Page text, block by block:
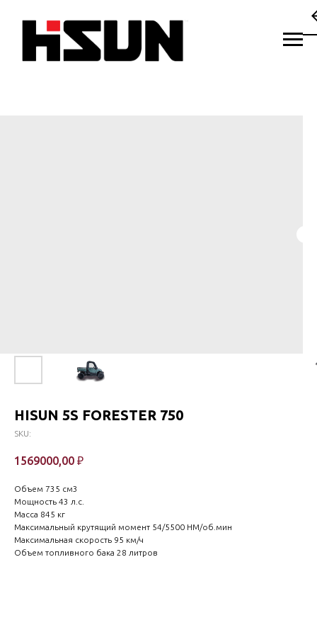
HISUN 5S FORESTER 750
SKU:
1569000,00 ₽
Объем 735 cм3
Мощность 43 л.с.
Масса 845 кг
Максимальный крутящий момент 54/5500 HM/об.мин
Максимальная скорость 95 км/ч
Объем топливного бака 28 литров